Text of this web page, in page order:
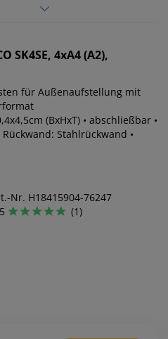
SK4SE, 4xA4 (A2),
für Außenaufstellung mit
(BxHxT) • abschließbar •
Stahlrückwand •
Nr. H18415904-76247
(1)